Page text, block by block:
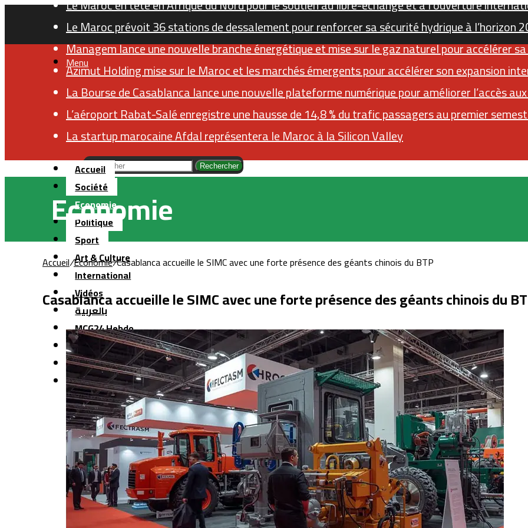
Le Maroc en tête en Afrique du Nord pour le soutien au libre-échange et à l’ouverture
Le Maroc prévoit 36 stations de dessalement pour renforcer sa sécurité hydrique à l’horizon
Managem lance une nouvelle branche énergétique et mise sur le gaz naturel pour accélérer
Azimut Holding mise sur le Maroc et les marchés émergents pour accélérer son expansion
La Bourse de Casablanca lance une nouvelle plateforme numérique pour améliorer l’accès
L’aéroport Rabat-Salé enregistre une hausse de 14,8 % du trafic passagers au premier
La startup marocaine Afdal représentera le Maroc à la Silicon Valley
Rechercher Sidebar (barre latérale)RSSInstagramYouTubeTwitter
Menu
Accueil
Société
Economie
Politique
Sport
Art & Culture
International
Vidéos
بالعربية
MCG24 Hebdo
Hi-Tech
Contact
Plus
Activités royales
Economie
Accueil/Economie/Casablanca accueille le SIMC avec une forte présence des géants chinois du BTP
Casablanca accueille le SIMC avec une forte présence des géants chinois du